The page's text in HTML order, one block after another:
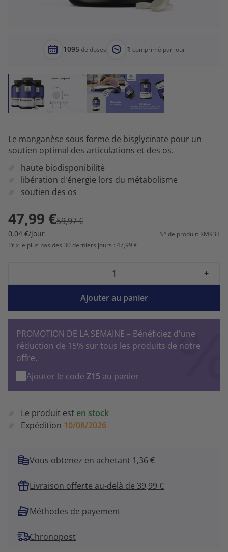
1095 de doses 1 comprimé par jour
Le manganèse sous forme de bisglycinate pour un
soutien optimal des articulations et des os.
haute biodisponibilité
libération d'énergie lors du métabolisme
soutien des os
47,99 €59,97 €
0,04 €/jour
N° de produit: KM933
Prix le plus bas des 30 derniers jours : 47,99 €
+
Ajouter au panier
PROMOTION DE LA SEMAINE – Bénéficiez d'une
réduction de 15% sur tous les produits de notre
offre.
Ajouter le code Z15 au panier
Le produit est en stock
Expédition 10/08/2026
Vous obtenez en achetant 1,36 €
Livraison offerte au-delà de 39,99 €
Méthodes de payement
Chronopost